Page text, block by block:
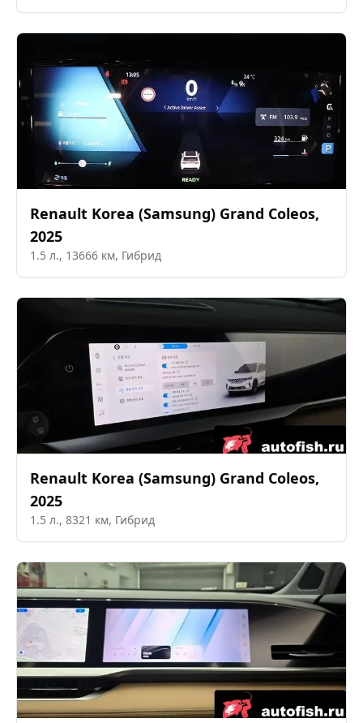
Renault Korea (Samsung) Grand Coleos,
2025
1.5 л., 13666 км, Гибрид
Renault Korea (Samsung) Grand Coleos,
2025
1.5 л., 8321 км, Гибрид